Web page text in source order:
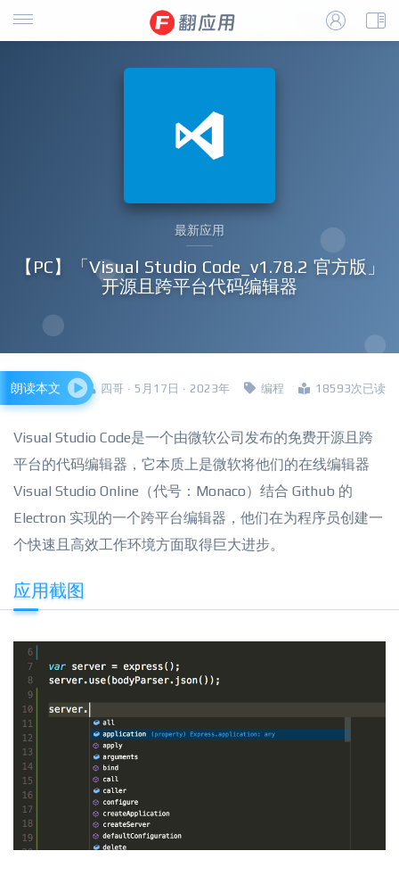
最新应用
【PC】「Visual Studio Code_v1.78.2 官方版」
开源且跨平台代码编辑器
四哥 · 5月17日 · 2023年 编程 18593次已读
朗读本文
Visual Studio Code是一个由微软公司发布的免费开源且跨
平台的代码编辑器，它本质上是微软将他们的在线编辑器
Visual Studio Online（代号：Monaco）结合 Github 的
Electron 实现的一个跨平台编辑器，他们在为程序员创建一
个快速且高效工作环境方面取得巨大进步。
应用截图